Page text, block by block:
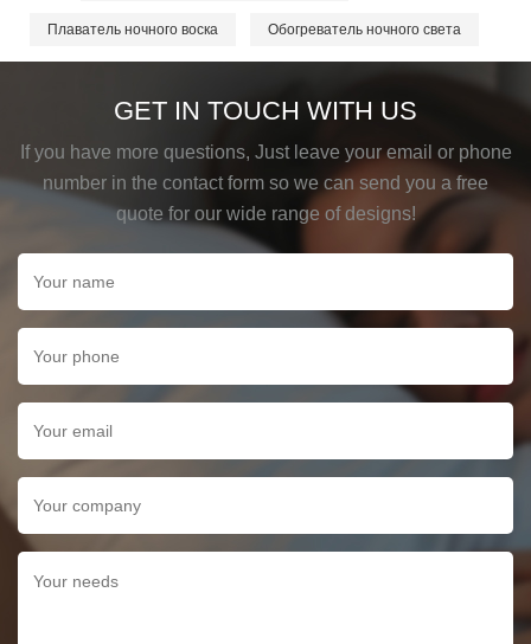
Плаватель ночного воска Обогреватель ночного света
GET IN TOUCH WITH US
If you have more questions, Just leave your email or phone
number in the contact form so we can send you a free
quote for our wide range of designs!